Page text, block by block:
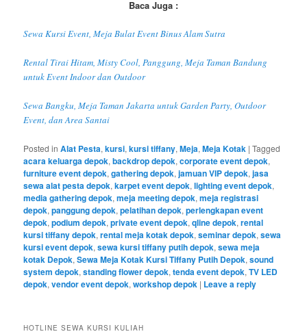
Baca Juga :
Sewa Kursi Event, Meja Bulat Event Binus Alam Sutra
Rental Tirai Hitam, Misty Cool, Panggung, Meja Taman Bandung
untuk Event Indoor dan Outdoor
Sewa Bangku, Meja Taman Jakarta untuk Garden Party, Outdoor
Event, dan Area Santai
Posted in Alat Pesta,kursi,kursi tiffany,Meja,Meja Kotak |Tagged
acara keluarga depok,backdrop depok,corporate event depok,
furniture event depok,gathering depok,jamuan VIP depok,jasa
sewa alat pesta depok,karpet event depok,lighting event depok,
media gathering depok,meja meeting depok,meja registrasi
depok,panggung depok,pelatihan depok,perlengkapan event
depok,podium depok,private event depok,qline depok,rental
kursi tiffany depok,rental meja kotak depok,seminar depok,sewa
kursi event depok,sewa kursi tiffany putih depok,sewa meja
kotak Depok,Sewa Meja Kotak Kursi Tiffany Putih Depok,sound
system depok,standing flower depok,tenda event depok,TV LED
depok,vendor event depok,workshop depok | Leave a reply
HOTLINE SEWA KURSI KULIAH